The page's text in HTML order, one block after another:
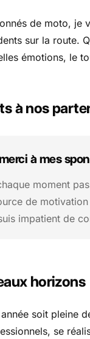
de moto, je
sur la route.
émotions, le
à nos
à mes
moment
de
impatient de
horizons
soit pleine
se